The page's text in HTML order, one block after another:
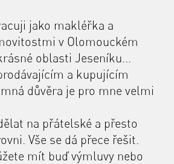
jako makléřka a
v Olomouckém
oblasti Jeseníku...
a kupujícím
důvěra je pro mne velmi
na přátelské a přesto
Vše se dá přece řešit.
mít buď výmluvy nebo